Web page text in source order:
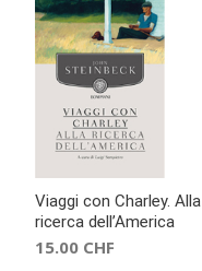
Viaggi con Charley. Alla
ricerca dell’America
15.00 CHF